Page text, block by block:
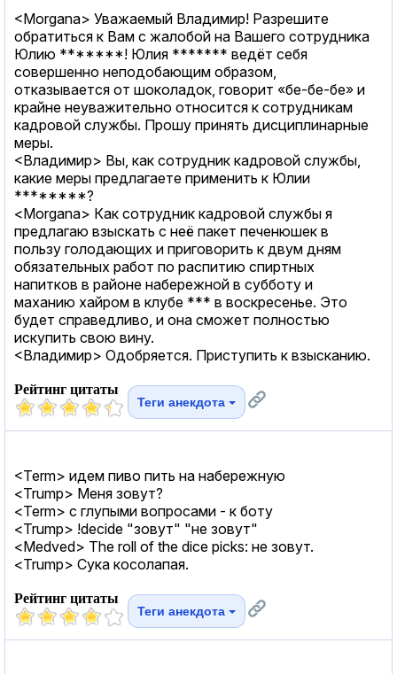
<Morgana> Уважаемый Владимир! Разрешите
обратиться к Вам с жалобой на Вашего сотрудника
Юлию *******! Юлия ******* ведёт себя
совершенно неподобающим образом,
отказывается от шоколадок, говорит «бе-бе-бе» и
крайне неуважительно относится к сотрудникам
кадровой службы. Прошу принять дисциплинарные
меры.
<Владимир> Вы, как сотрудник кадровой службы,
какие меры предлагаете применить к Юлии
********?
<Morgana> Как сотрудник кадровой службы я
предлагаю взыскать с неё пакет печенюшек в
пользу голодающих и приговорить к двум дням
обязательных работ по распитию спиртных
напитков в районе набережной в субботу и
маханию хайром в клубе *** в воскресенье. Это
будет справедливо, и она сможет полностью
искупить свою вину.
<Владимир> Одобряется. Приступить к взысканию.
Рейтинг цитаты
Теги анекдота
<Term> идем пиво пить на набережную
<Trump> Меня зовут?
<Term> с глупыми вопросами - к боту
<Trump> !decide "зовут" "не зовут"
<Medved> The roll of the dice picks: не зовут.
<Trump> Сука косолапая.
Рейтинг цитаты
Теги анекдота